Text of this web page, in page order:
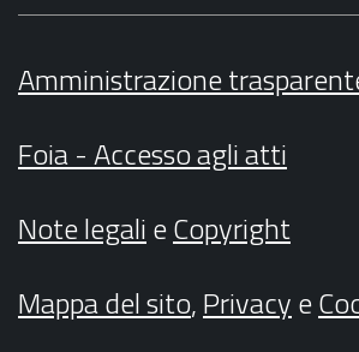
Amministrazione
Foia - Accesso agli atti
Note legalieCopyright
Mappa del sito,Privacye